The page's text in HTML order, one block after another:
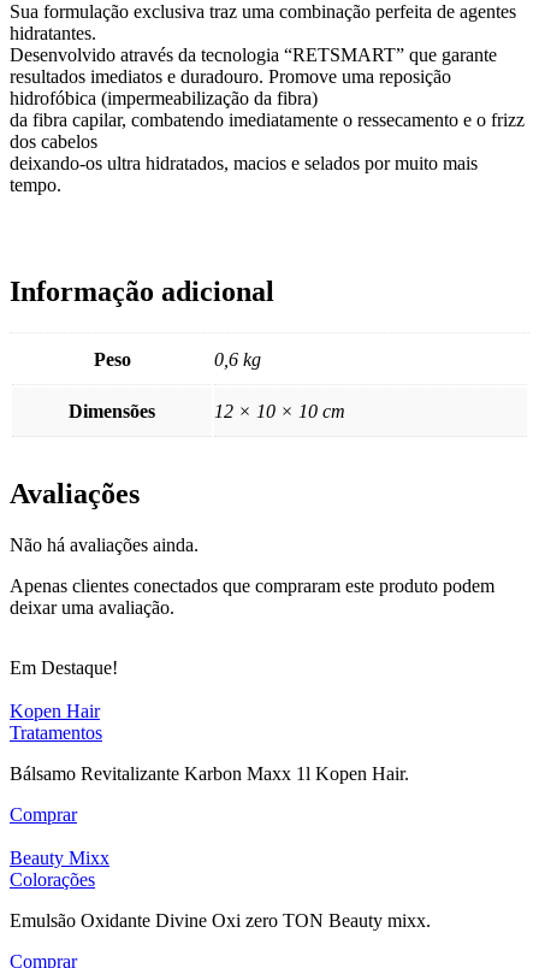
Sua formulação exclusiva traz uma combinação perfeita de agentes
hidratantes.
Desenvolvido através da tecnologia “RETSMART” que garante
resultados imediatos e duradouro. Promove uma reposição
hidrofóbica (impermeabilização da fibra)
da fibra capilar, combatendo imediatamente o ressecamento e o frizz
dos cabelos
deixando-os ultra hidratados, macios e selados por muito mais
tempo.
Informação adicional
Peso 0,6 kg
Dimensões 12 × 10 × 10 cm
Avaliações
Não há avaliações ainda.
Apenas clientes conectados que compraram este produto podem
deixar uma avaliação.
Em Destaque!
Kopen Hair
Tratamentos
Bálsamo Revitalizante Karbon Maxx 1l Kopen Hair.
Comprar
Beauty Mixx
Colorações
Emulsão Oxidante Divine Oxi zero TON Beauty mixx.
Comprar